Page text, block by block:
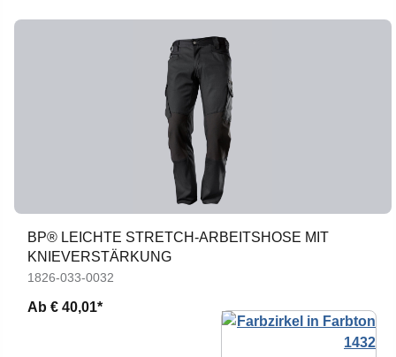
BP® LEICHTE STRETCH-ARBEITSHOSE MIT
KNIEVERSTÄRKUNG
1826-033-0032
Ab € 40,01*